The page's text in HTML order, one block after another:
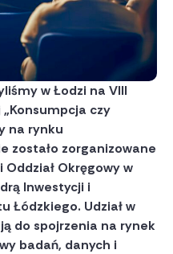
w Łodzi na VIII
czy
na rynku
zostało zorganizowane
Okręgowy w
Inwestycji i
Łódzkiego. Udział w
do spojrzenia na rynek
badań, danych i